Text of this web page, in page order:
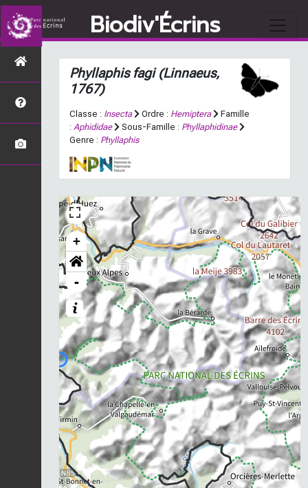
Biodiv'Écrins
Phyllaphis fagi(Linnaeus,
1767)
Classe : Insecta Ordre : Hemiptera
Famille
: Aphididae Sous-Famille : Phyllaphidinae
Genre : Phyllaphis
+
-